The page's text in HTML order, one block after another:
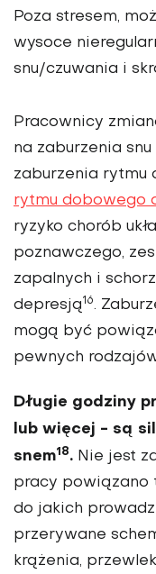
Poza stresem,
wysoce
snu/czuwania i
Pracownicy
na zaburzenia
zaburzenia rytmu
rytmu dobowego
ryzyko chorób
poznawczego,
zapalnych i
depresją16.
mogą być
pewnych
Długie godziny
lub więcej - są
snem18. Nie jest
pracy powiązano
do jakich
przerywane
krążenia,